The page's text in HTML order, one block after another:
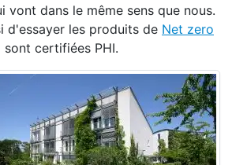
vont dans le même sens que nous.
d'essayer les produits de Net zero
sont certifiées PHI.